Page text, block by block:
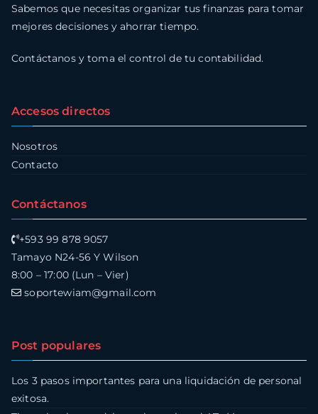
Sabemos que necesitas organizar tus finanzas para tomar
mejores decisiones y ahorrar tiempo.
Contáctanos y toma el control de tu contabilidad.
Accesos directos
Nosotros
Contacto
Contáctanos
+593 99 878 9057
Tamayo N24-56 Y Wilson
8:00 – 17:00 (Lun – Vier)
soportewiam@gmail.com
Post populares
Los 3 pasos importantes para una liquidación de personal
exitosa.